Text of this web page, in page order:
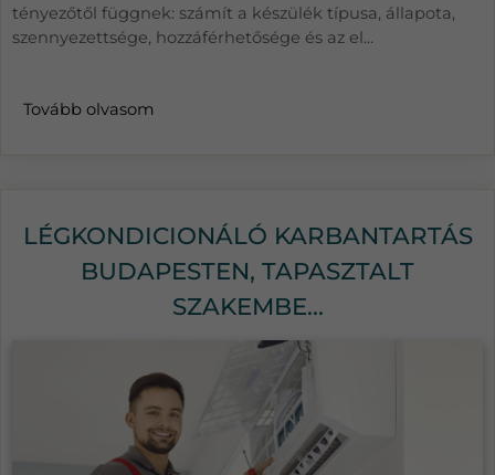
tényezőtől függnek: számít a készülék típusa, állapota,
szennyezettsége, hozzáférhetősége és az el...
Tovább olvasom
LÉGKONDICIONÁLÓ KARBANTARTÁS
BUDAPESTEN, TAPASZTALT
SZAKEMBE...